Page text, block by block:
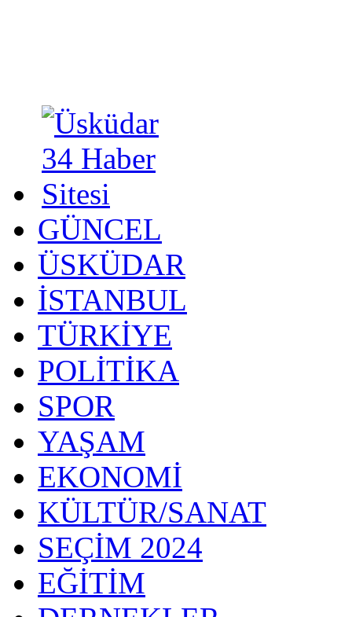
GÜNCEL
ÜSKÜDAR
İSTANBUL
TÜRKİYE
POLİTİKA
SPOR
YAŞAM
EKONOMİ
KÜLTÜR/SANAT
SEÇİM 2024
EĞİTİM